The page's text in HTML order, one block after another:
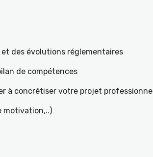
des évolutions réglementaires
de compétences
à concrétiser votre projet professionnel
motivation,..)